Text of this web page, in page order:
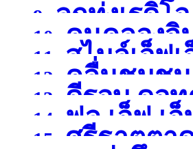
กาญจนบุรี )
9. ลูกทุ่งเรดิโ
10. คนคลองจิ
11. สไมล์เอ็ฟ
12. คลื่นชุมชน
13. ดีรอบ ดอท
14. ฟูล เอ็ฟ เ
15.
ศรีธาตุตา